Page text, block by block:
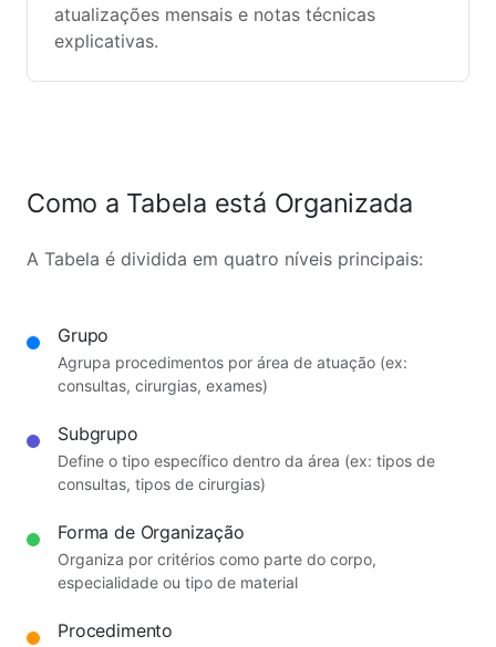
atualizações mensais e notas técnicas
explicativas.
Como a Tabela está Organizada
A Tabela é dividida em quatro níveis principais:
Grupo
Agrupa procedimentos por área de atuação (ex:
consultas, cirurgias, exames)
Subgrupo
Define o tipo específico dentro da área (ex: tipos de
consultas, tipos de cirurgias)
Forma de Organização
Organiza por critérios como parte do corpo,
especialidade ou tipo de material
Procedimento